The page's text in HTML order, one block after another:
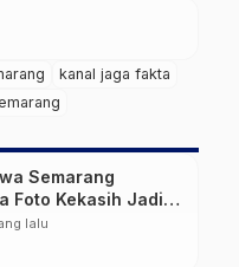
kanal jaga fakta
Semarang
Foto Kekasih Jadi
karena Sakit
lalu